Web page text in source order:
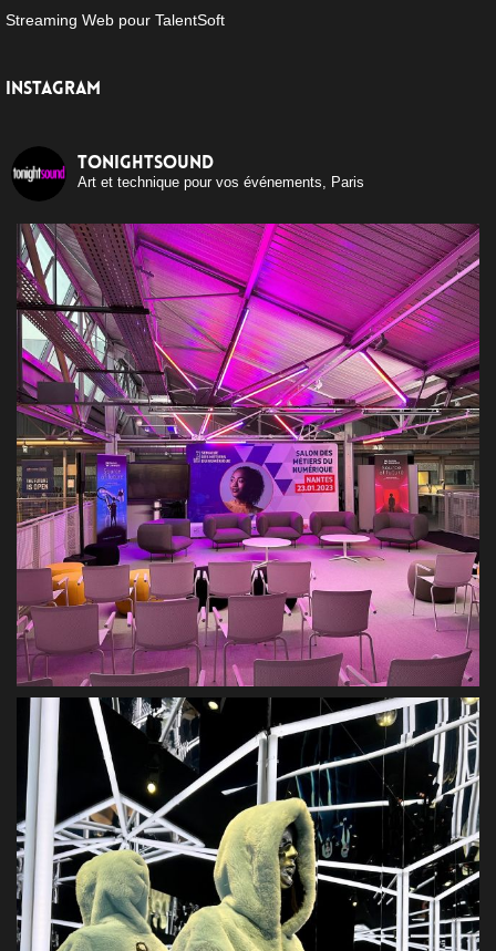
Streaming Web pour TalentSoft
INSTAGRAM
tonightsound
Art et technique pour vos événements, Paris